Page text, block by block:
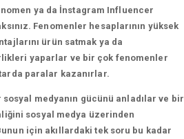
ya da İnstagram Influencer
Fenomenler hesaplarının yüksek
ürün satmak ya da
yaparlar ve bir çok fenomenler
paralar kazanırlar.
medyanın gücünü anladılar ve bir
sosyal medya üzerinden
için akıllardaki tek soru bu kadar